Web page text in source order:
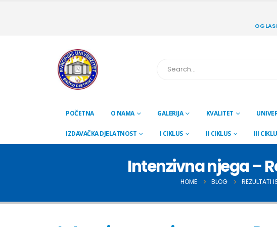
POČETNA O NAMA GALERIJA KVALITET
IZDAVAČKA DJELATNOST I CIKLUS II CIKLUS III
Intenzivna njega –
HOME BLOG REZULTATI